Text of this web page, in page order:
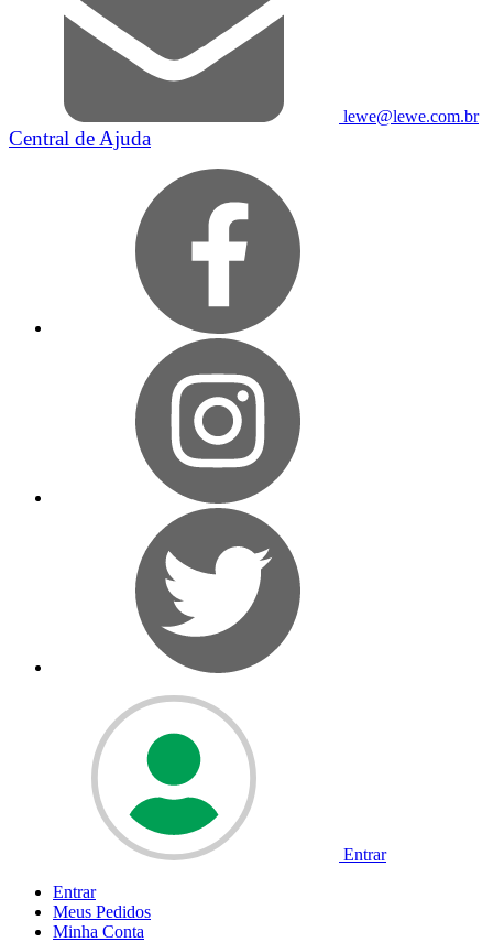
lewe@lewe.com.br
Central de Ajuda
Entrar
Entrar
Meus Pedidos
Minha Conta